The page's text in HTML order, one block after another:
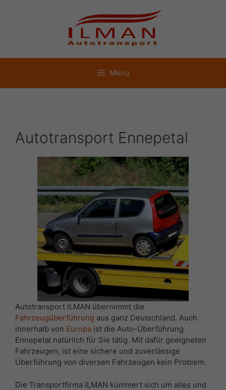
Menü
Autotransport Ennepetal
Autotransport ILMAN übernimmt die
Fahrzeugüberführung aus ganz Deutschland. Auch
innerhalb von Europa ist die Auto-Überführung
Ennepetal natürlich für Sie tätig. Mit dafür geeigneten
Fahrzeugen, ist eine sichere und zuverlässige
Überführung von diversen Fahrzeugen kein Problem.
Die Transportfirma ILMAN kümmert sich um alles und